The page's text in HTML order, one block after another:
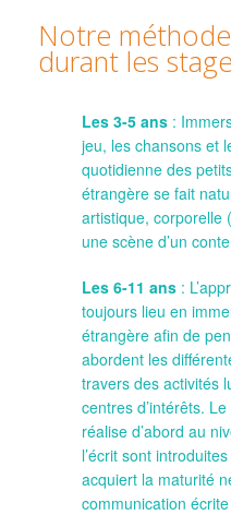
Notre
durant les
Les 3-5 ans :
jeu, les chansons et
quotidienne des
étrangère se fait
artistique, corporelle
une scène d’un
Les 6-11 ans :
toujours lieu en
étrangère afin de
abordent les
travers des activités
centres d’intérêts.
réalise d’abord au
l’écrit sont
acquiert la maturité
communication